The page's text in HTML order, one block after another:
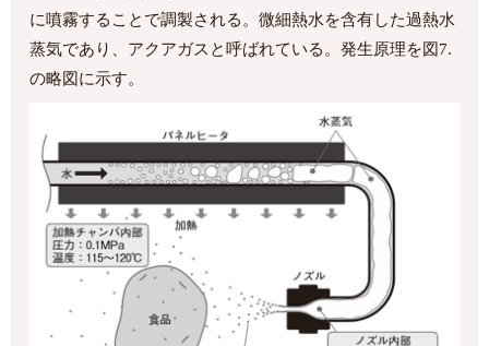
に噴霧することで調製される。微細熱水を含有した過熱水
蒸気であり、アクアガスと呼ばれている。発生原理を図7.
の略図に示す。